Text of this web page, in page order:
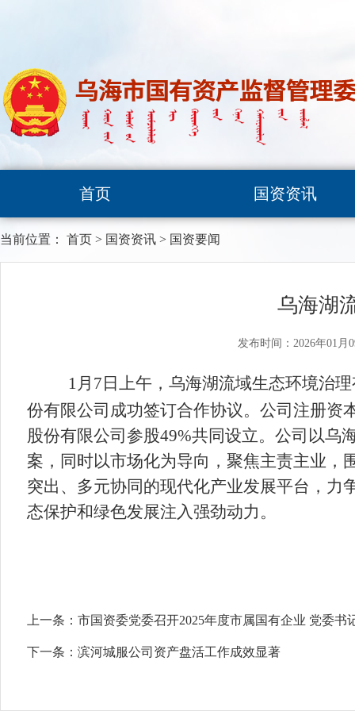
首页 国资资讯
当前位置： 首页 > 国资资讯 > 国资要闻
乌海湖
发布时间：2026年01月
1月7日上午，乌海湖流域生态环境治
份有限公司成功签订合作协议。 公司注册资
股份有限公司参股49%共同设立。 公司以乌
案，同时以市场化为导向，聚焦主责主业，
突出、多元协同的现代化产业发展平台，力
态保护和绿色发展注入强劲动力。
上一条： 市国资委党委召开2025年度市属国有企业 党委书
下一条： 滨河城服公司资产盘活工作成效显著